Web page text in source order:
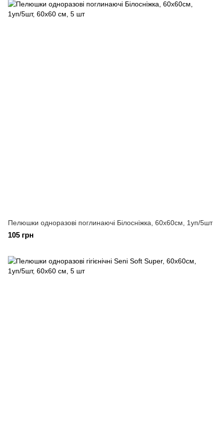
Пелюшки одноразові поглинаючі Білосніжка, 60х60см, 1уп/5шт
105 грн